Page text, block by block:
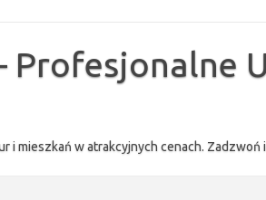
mieszkań w atrakcyjnych cenach.